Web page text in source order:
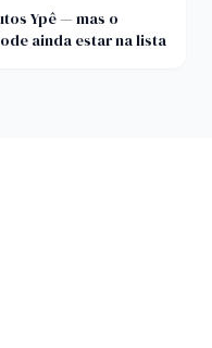
Ypê — mas o
ainda estar na lista